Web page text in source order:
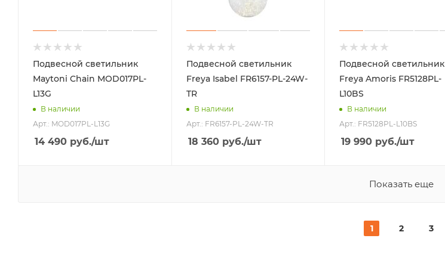
Подвесной светильник
Maytoni Chain MOD017PL-
L13G
В наличии
Арт.: MOD017PL-L13G
14 490 руб./шт
Подвесной светильник
Freya Isabel FR6157-PL-24W-
TR
В наличии
Арт.: FR6157-PL-24W-TR
18 360руб./шт
Подвесной светильник
Freya Amoris FR5128PL-
L10BS
В наличии
Арт.: FR5128PL-L10BS
19 990 руб./шт
Показать еще
1 2 3